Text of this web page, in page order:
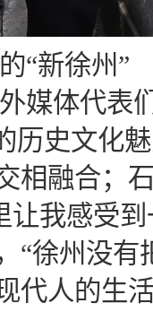
“新徐州”
媒体代表
历史文化
相融合；
让我感受
“徐州没
代人的生